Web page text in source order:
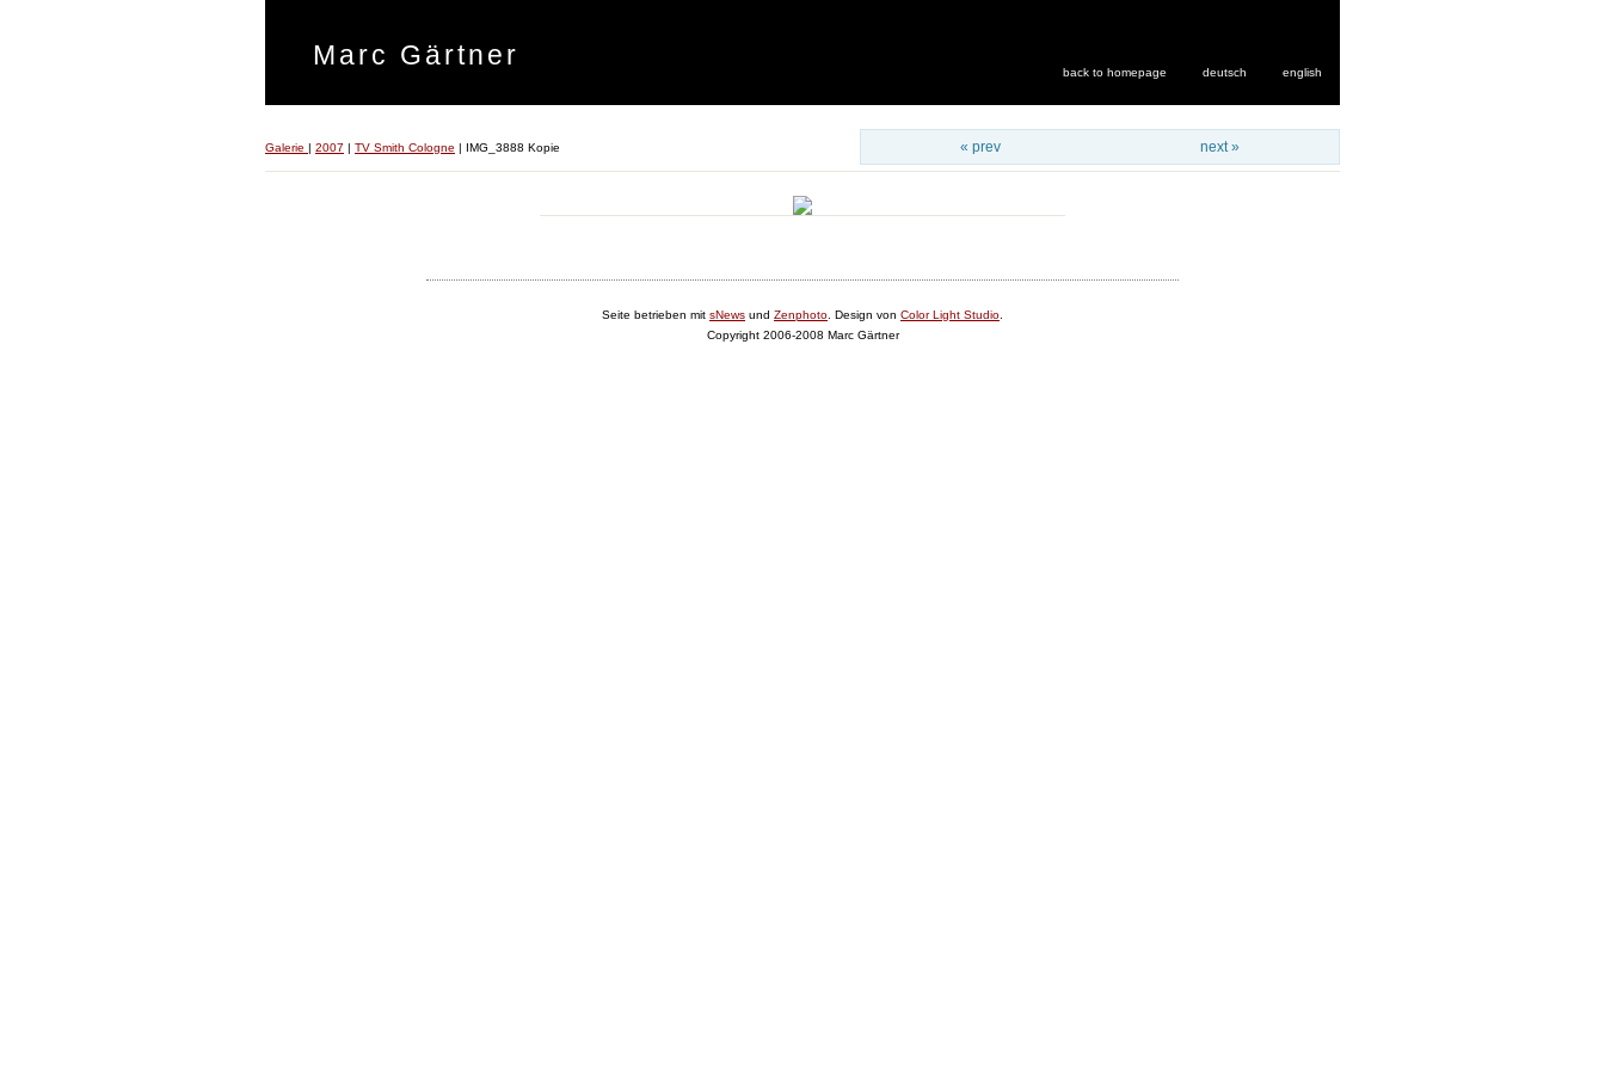
Marc Gärtner
back to homepage deutsch english
« prev next »
Galerie | 2007 | TV Smith Cologne | IMG_3888 Kopie
Seite betrieben mit sNews und Zenphoto . Design von Color Light Studio
Copyright 2006-2008 Marc Gärtner